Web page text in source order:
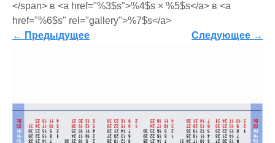
</span> в <a href="%3$s">%4$s × %5$s</a> в <a
href="%6$s" rel="gallery">%7$s</a>
← Предыдущее Следующее →